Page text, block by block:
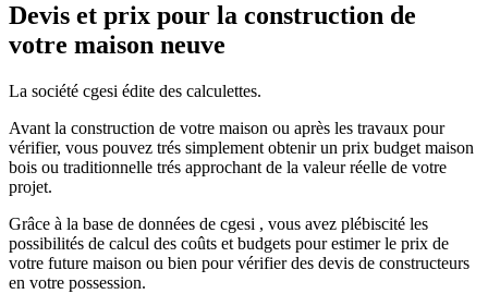
Devis et prix pour la construction de
votre maison neuve
La société cgesi édite des calculettes.
Avant la construction de votre maison ou après les travaux pour
vérifier, vous pouvez trés simplement obtenir un prix budget maison
bois ou traditionnelle trés approchant de la valeur réelle de votre
projet.
Grâce à la base de données de cgesi , vous avez plébiscité les
possibilités de calcul des coûts et budgets pour estimer le prix de
votre future maison ou bien pour vérifier des devis de constructeurs
en votre possession.